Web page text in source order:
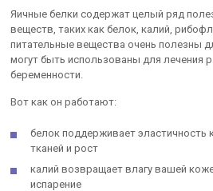
Яичные белки содержат целый ряд
веществ, таких как белок, калий,
питательные вещества очень полезны
могут быть использованы для лечения
беременности.
Вот как он работают:
белок поддерживает эластичность
тканей и рост
калий возвращает влагу вашей
испарение